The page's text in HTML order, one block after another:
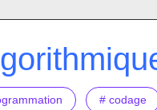
# codage